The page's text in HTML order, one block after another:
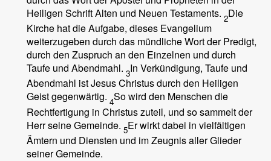
Heiligen Schrift Alten und Neuen Testaments. 2Die
Kirche hat die Aufgabe, dieses Evangelium
weiterzugeben durch das mündliche Wort der Predigt,
durch den Zuspruch an den Einzelnen und durch
Taufe und Abendmahl. 3In Verkündigung, Taufe und
Abendmahl ist Jesus Christus durch den Heiligen
Geist gegenwärtig. 4So wird den Menschen die
Rechtfertigung in Christus zuteil, und so sammelt der
Herr seine Gemeinde. 5Er wirkt dabei in vielfältigen
Ämtern und Diensten und im Zeugnis aller Glieder
seiner Gemeinde.